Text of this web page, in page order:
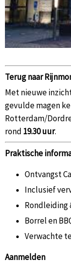
Terug naar
Met nieuwe
gevulde magen
Rotterdam/
rond 19.30 uur.
Praktische
Ontvangst
Inclusief
Rondleiding
Borrel en
Verwachte
Aanmelden